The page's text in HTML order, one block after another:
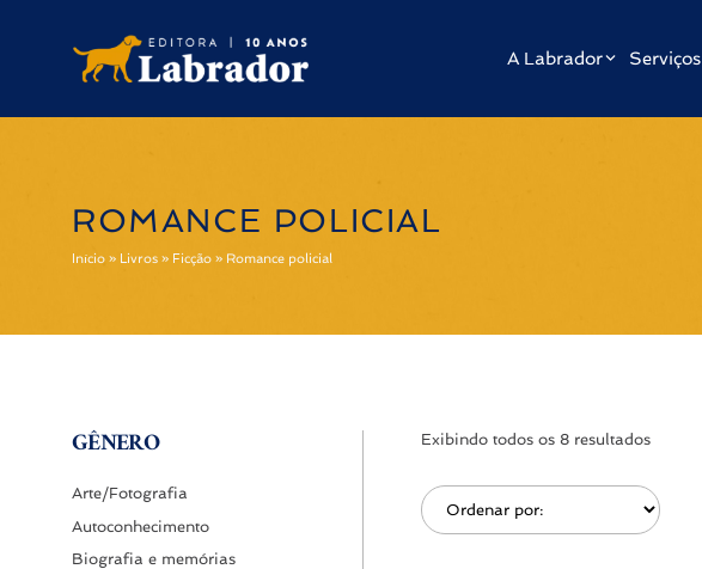
A Labrador Serviços
ROMANCE POLICIAL
Início » Livros » Ficção » Romance policial
GÊNERO
Arte/Fotografia
Autoconhecimento
Biografia e memórias
Exibindo todos os 8 resultados